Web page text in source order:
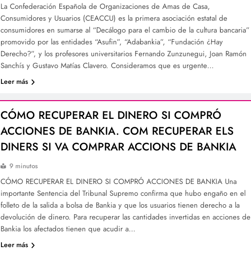
La Confederación Española de Organizaciones de Amas de Casa,
Consumidores y Usuarios (CEACCU) es la primera asociación estatal de
consumidores en sumarse al “Decálogo para el cambio de la cultura bancaria”
promovido por las entidades “Asufin”, “Adabankia”, “Fundación ¿Hay
Derecho?”, y los profesores universitarios Fernando Zunzunegui, Joan Ramón
Sanchís y Gustavo Matías Clavero. Consideramos que es urgente…
Leer más
CÓMO RECUPERAR EL DINERO SI COMPRÓ
ACCIONES DE BANKIA. COM RECUPERAR ELS
DINERS SI VA COMPRAR ACCIONS DE BANKIA
9 minutos
CÓMO RECUPERAR EL DINERO SI COMPRÓ ACCIONES DE BANKIA Una
importante Sentencia del Tribunal Supremo confirma que hubo engaño en el
folleto de la salida a bolsa de Bankia y que los usuarios tienen derecho a la
devolución de dinero. Para recuperar las cantidades invertidas en acciones de
Bankia los afectados tienen que acudir a…
Leer más